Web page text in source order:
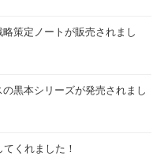
略策定ノートが販売されまし
黒本シリーズが発売されまし
くれました！